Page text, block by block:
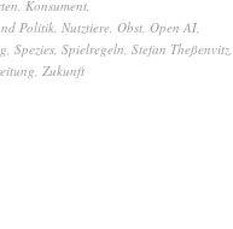
, Konsument,
Politik, Nutztiere, Obst, Open AI,
, Spezies, Spielregeln, Stefan Theßenvitz,
, Zukunft